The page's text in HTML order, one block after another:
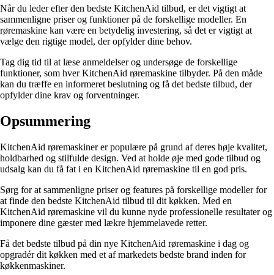
Når du leder efter den bedste KitchenAid tilbud, er det vigtigt at
sammenligne priser og funktioner på de forskellige modeller. En
røremaskine kan være en betydelig investering, så det er vigtigt at
vælge den rigtige model, der opfylder dine behov.
Tag dig tid til at læse anmeldelser og undersøge de forskellige
funktioner, som hver KitchenAid røremaskine tilbyder. På den måde
kan du træffe en informeret beslutning og få det bedste tilbud, der
opfylder dine krav og forventninger.
Opsummering
KitchenAid røremaskiner er populære på grund af deres høje kvalitet,
holdbarhed og stilfulde design. Ved at holde øje med gode tilbud og
udsalg kan du få fat i en KitchenAid røremaskine til en god pris.
Sørg for at sammenligne priser og features på forskellige modeller for
at finde den bedste KitchenAid tilbud til dit køkken. Med en
KitchenAid røremaskine vil du kunne nyde professionelle resultater og
imponere dine gæster med lækre hjemmelavede retter.
Få det bedste tilbud på din nye KitchenAid røremaskine i dag og
opgradér dit køkken med et af markedets bedste brand inden for
køkkenmaskiner.